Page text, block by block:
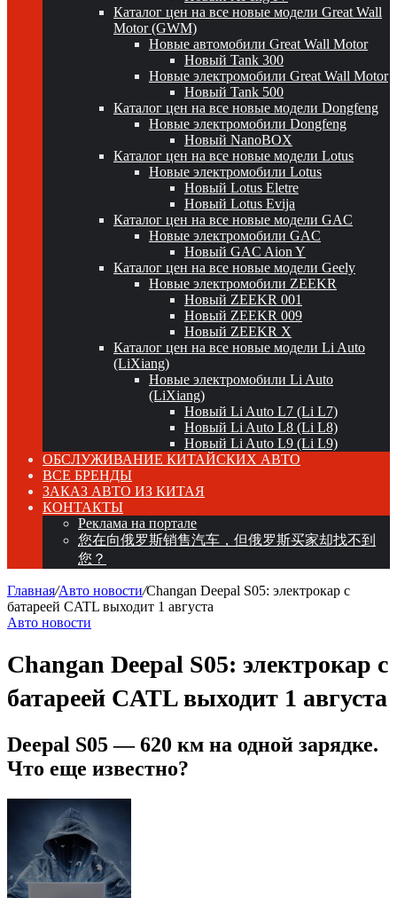
Каталог цен на все новые модели Great Wall
Motor (GWM)
Новые автомобили Great Wall Motor
Новый Tank 300
Новые электромобили Great Wall Motor
Новый Tank 500
Каталог цен на все новые модели Dongfeng
Новые электромобили Dongfeng
Новый NanoBOX
Каталог цен на все новые модели Lotus
Новые электромобили Lotus
Новый Lotus Eletre
Новый Lotus Evija
Каталог цен на все новые модели GAC
Новые электромобили GAC
Новый GAC Aion Y
Каталог цен на все новые модели Geely
Новые электромобили ZEEKR
Новый ZEEKR 001
Новый ZEEKR 009
Новый ZEEKR X
Каталог цен на все новые модели Li Auto
(LiXiang)
Новые электромобили Li Auto
(LiXiang)
Новый Li Auto L7 (Li L7)
Новый Li Auto L8 (Li L8)
Новый Li Auto L9 (Li L9)
ОБСЛУЖИВАНИЕ КИТАЙСКИХ АВТО
ВСЕ БРЕНДЫ
ЗАКАЗ АВТО ИЗ КИТАЯ
КОНТАКТЫ
Реклама на портале
您在向俄罗斯销售汽车，但俄罗斯买家却找不到
您？
Главная/Авто новости/Changan Deepal S05: электрокар с
батареей CATL выходит 1 августа
Авто новости
Changan Deepal S05: электрокар с
батареей CATL выходит 1 августа
Deepal S05 — 620 км на одной зарядке.
Что еще известно?